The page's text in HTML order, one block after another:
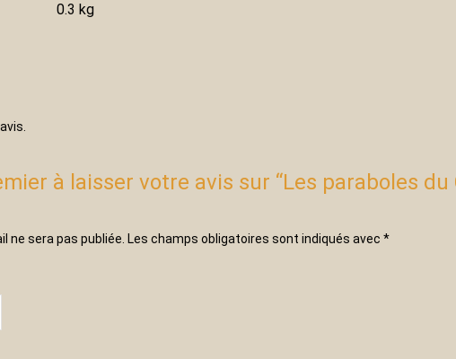
0.3 kg
à laisser votre avis sur “Les paraboles du
ne sera pas publiée. Les champs obligatoires sont indiqués avec *